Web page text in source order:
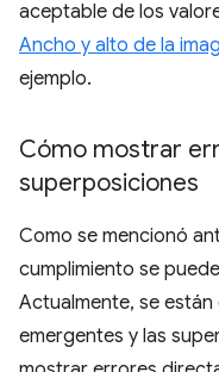
aceptable de los
Ancho y alto de la
ejemplo.
Cómo mostrar
superposiciones
Como se mencionó
cumplimiento se
Actualmente, se
emergentes y las